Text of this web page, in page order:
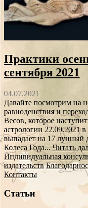
Практики
сентября 2021
04.07.2021
Давайте посмотрим на
равноденствия и
Весов, которое
астрологии 22.09.2021
выпадает на 17 лунный
Колеса Года...Читать
Индивидуальная
издательств
Контакты
Статьи